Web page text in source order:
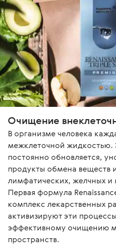
Очищение
В организме человека
межклеточной жидкостью.
постоянно обновляется,
продукты обмена веществ
лимфатических, желчных и
Первая формула
комплекс лекарственных
активизируют эти
эффективному очищению
пространств.